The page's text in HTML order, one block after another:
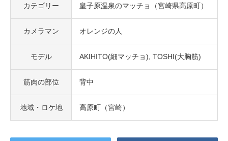
カテゴリー 皇子原温泉のマッチョ（宮崎県高原町）
カメラマン オレンジの人
モデル AKIHITO(細マッチョ) TOSHI(大胸筋)
筋肉の部位 背中
地域・ロケ地 高原町（宮崎）